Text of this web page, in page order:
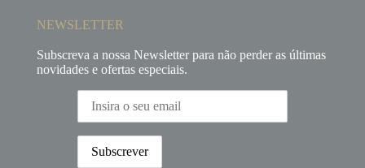
NEWSLETTER
Subscreva a nossa Newsletter para não perder as últimas
novidades e ofertas especiais.